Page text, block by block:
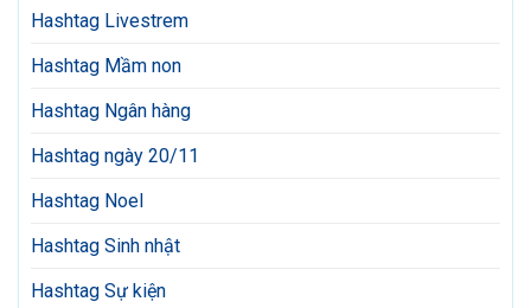
Hashtag Livestrem
Hashtag Mầm non
Hashtag Ngân hàng
Hashtag ngày 20/11
Hashtag Noel
Hashtag Sinh nhật
Hashtag Sự kiện